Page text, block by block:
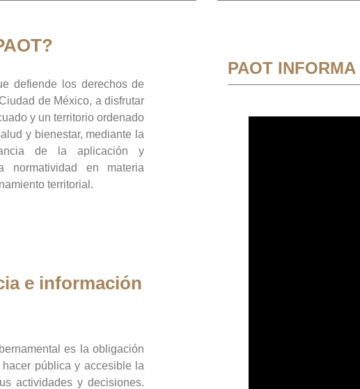
defiende los derechos de
de México, a disfrutar
y un territorio ordenado
y bienestar, mediante la
de la aplicación y
normatividad en materia
territorial.
e información
es la obligación
pública y accesible la
actividades y decisiones.
PAOT INFORMA